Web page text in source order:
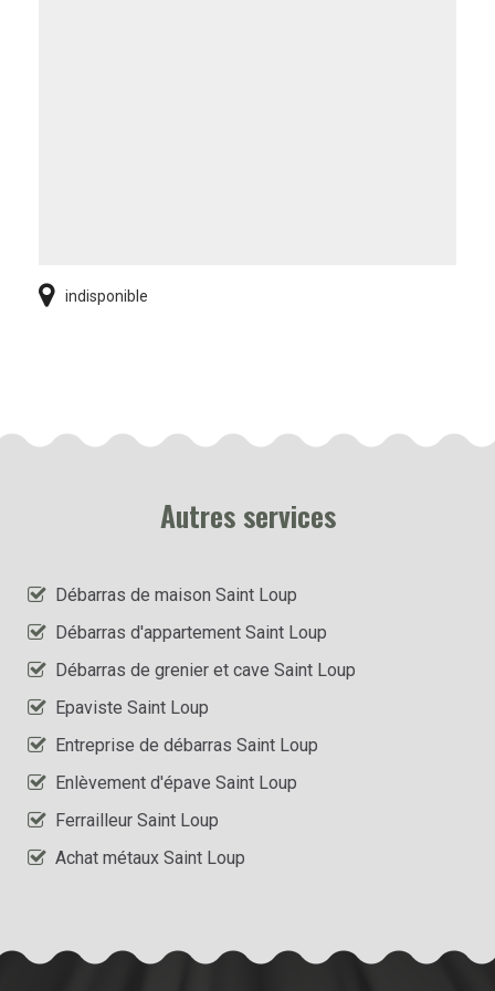
indisponible
Autres services
Débarras de maison Saint Loup
Débarras d'appartement Saint Loup
Débarras de grenier et cave Saint Loup
Epaviste Saint Loup
Entreprise de débarras Saint Loup
Enlèvement d'épave Saint Loup
Ferrailleur Saint Loup
Achat métaux Saint Loup